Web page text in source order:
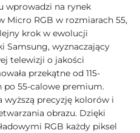
wprowadzi na rynek
Micro RGB w rozmiarach 55,
krok w ewolucji
Samsung, wyznaczający
telewizji o jakości
przekątne od 115-
po 55-calowe premium.
wyższą precyzję kolorów i
obrazu. Dzięki
RGB każdy piksel